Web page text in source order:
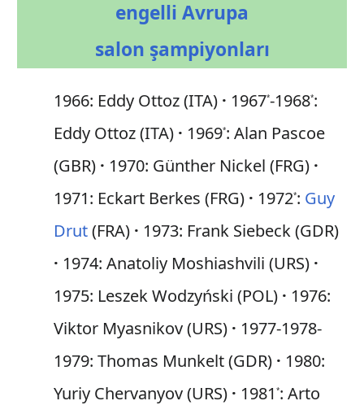
engelli Avrupa
salon şampiyonları
1966: Eddy Ottoz (ITA) 1967*-1968*:
Eddy Ottoz (ITA)
1969*: Alan Pascoe
(GBR)
1970: Günther Nickel (FRG)
1971: Eckart Berkes (FRG)
1972*: Guy
Drut(FRA)
1973: Frank Siebeck (GDR)
1974: Anatoliy Moshiashvili (URS)
1975: Leszek Wodzyński (POL)
1976:
Viktor Myasnikov (URS)
1977-1978-
1979: Thomas Munkelt (GDR)
1980:
Yuriy Chervanyov (URS)
1981 *: Arto